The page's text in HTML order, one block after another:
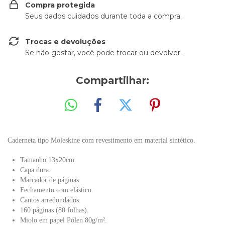
Compra protegida
Seus dados cuidados durante toda a compra.
Trocas e devoluções
Se não gostar, você pode trocar ou devolver.
Compartilhar:
Caderneta tipo Moleskine com revestimento em material sintético.
Tamanho 13x20cm.
Capa dura.
Marcador de páginas.
Fechamento com elástico.
Cantos arredondados.
160 páginas (80 folhas).
Miolo em papel Pólen 80g/m².